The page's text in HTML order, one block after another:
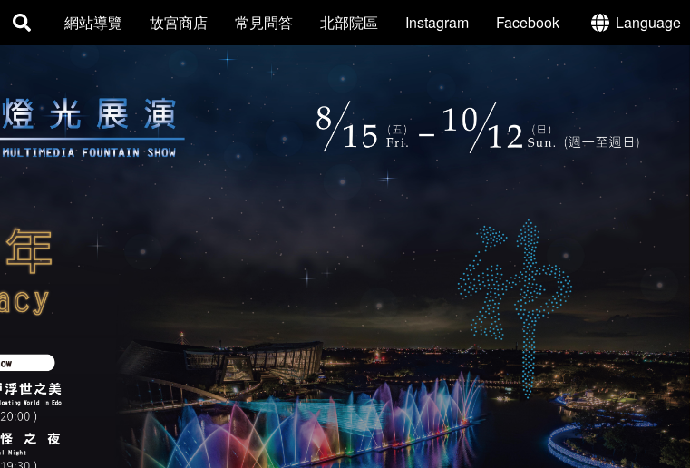
網站導覽 故宮商店 常見問答 北部院區 Instagram Facebook Language